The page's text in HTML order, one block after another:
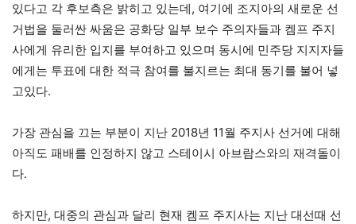
있다고 각 후보측은 밝히고 있는데, 여기에 조지아의 새로운 선
거법을 둘러싼 싸움은 공화당 일부 보수 주의자들과 켐프 주지
사에게 유리한 입지를 부여하고 있으며 동시에 민주당 지지자들
에게는 투표에 대한 적극 참여를 불지르는 최대 동기를 불어 넣
고있다.
가장 관심을 끄는 부분이 지난 2018년 11월 주지사 선거에 대해
아직도 패배를 인정하지 않고 스테이시 아브람스와의 재격돌이
다.
하지만, 대중의 관심과 달리 현재 켐프 주지사는 지난 대선때 선